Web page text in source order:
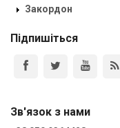
Закордон
Підпишіться
Зв'язок з нами